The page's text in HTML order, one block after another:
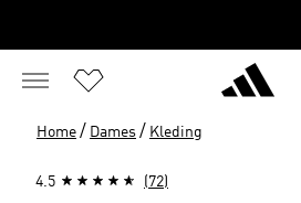
Home / Dames / Kleding
4.5 (72)